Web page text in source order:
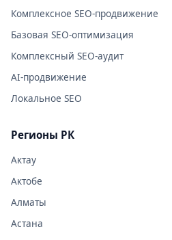
Комплексное SEO-продвижение
Базовая SEO-оптимизация
Комплексный SEO-аудит
AI-продвижение
Локальное SEO
Регионы РК
Актау
Актобе
Алматы
Астана